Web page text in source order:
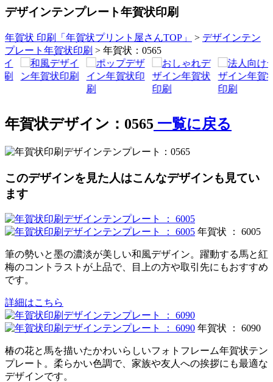
デザインテンプレート年賀状印刷
年賀状 印刷「年賀状プリント屋さんTOP」 > デザインテン
プレート年賀状印刷 > 年賀状：0565
年賀状デザイン：0565 一覧に戻る
このデザインを見た人はこんなデザインも見てい
ます
年賀状 ： 6005
筆の勢いと墨の濃淡が美しい和風デザイン。躍動する馬と紅
梅のコントラストが上品で、目上の方や取引先にもおすすめ
です。
詳細はこちら
年賀状 ： 6090
椿の花と馬を描いたかわいらしいフォトフレーム年賀状テン
プレート。柔らかい色調で、家族や友人への挨拶にも最適な
デザインです。